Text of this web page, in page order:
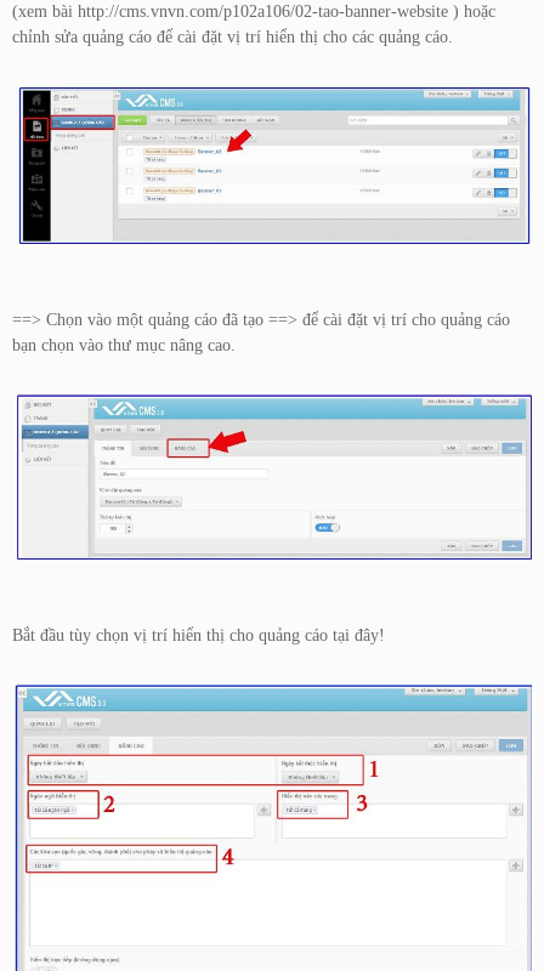
(xem bài http://cms.vnvn.com/p102a106/02-tao-banner-website ) hoặc
chỉnh sửa quảng cáo để cài đặt vị trí hiển thị cho các quảng cáo.
==> Chọn vào một quảng cáo đã tạo ==> để cài đặt vị trí cho quảng cáo
bạn chọn vào thư mục nâng cao.
Bắt đầu tùy chọn vị trí hiển thị cho quảng cáo tại đây!